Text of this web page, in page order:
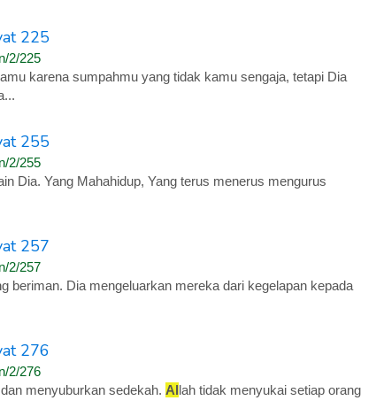
225
2/225
karena sumpahmu yang tidak kamu sengaja, tetapi Dia
255
2/255
Dia. Yang Mahahidup, Yang terus menerus mengurus
257
2/257
beriman. Dia mengeluarkan mereka dari kegelapan kepada
276
2/276
menyuburkan sedekah. Allah tidak menyukai setiap orang